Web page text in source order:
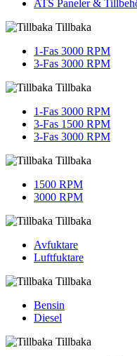
ATS Paneler &
Tillbaka
1-Fas 3000 RPM
3-Fas 3000 RPM
Tillbaka
1-Fas 3000 RPM
3-Fas 1500 RPM
3-Fas 3000 RPM
Tillbaka
1500 RPM
3000 RPM
Tillbaka
Avfuktare
Luftfuktare
Tillbaka
Bensin
Diesel
Tillbaka